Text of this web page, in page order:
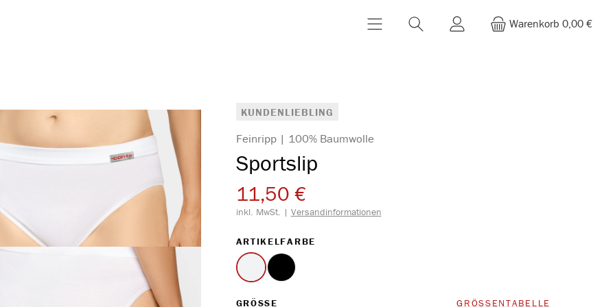
Warenkorb 0,00 €
KUNDENLIEBLING
Feinripp | 100% Baumwolle
Sportslip
11,50 €
inkl. MwSt. | Versandinformationen
ARTIKELFARBE
weiss schwarz
GRÖSSE GRÖSSENTABELLE